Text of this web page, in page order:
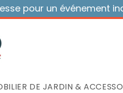
pour un événement
DE JARDIN &